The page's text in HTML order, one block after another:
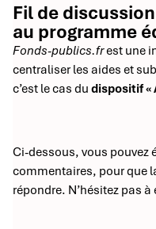
Fil de
au programme
Fonds-publics.frest une
centraliser les aides et
c’est le cas du dispositif «
Ci-dessous, vous pouvez
commentaires, pour que
répondre. N’hésitez pas